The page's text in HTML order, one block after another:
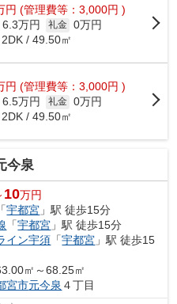
円 (管理費等：3,000円 )
6.3万円 礼金 0万円
/ 49.50㎡
円 (管理費等：3,000円 )
6.5万円 礼金 0万円
/ 49.50㎡
今泉
10万円
「宇都宮 」駅 徒歩15分
「宇都宮 」駅 徒歩15分
イン宇須 「宇都宮 」駅 徒歩15
㎡～68.25㎡
宮市元今泉 ４丁目